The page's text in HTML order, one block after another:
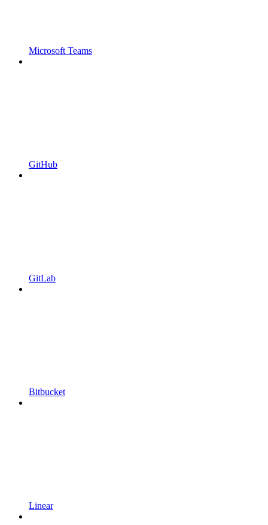
Microsoft Teams
GitHub
GitLab
Bitbucket
Linear